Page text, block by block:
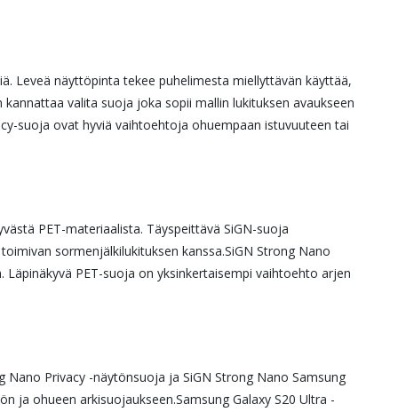
Leveä näyttöpinta tekee puhelimesta miellyttävän käyttää,
valita suoja joka sopii mallin lukituksen avaukseen
suoja ovat hyviä vaihtoehtoja ohuempaan istuvuuteen tai
PET-materiaalista. Täyspeittävä SiGN-suoja
sormenjälkilukituksen kanssa.SiGN Strong Nano
PET-suoja on yksinkertaisempi vaihtoehto arjen
Privacy -näytönsuoja ja SiGN Strong Nano Samsung
ja ohueen arkisuojaukseen.Samsung Galaxy S20 Ultra -